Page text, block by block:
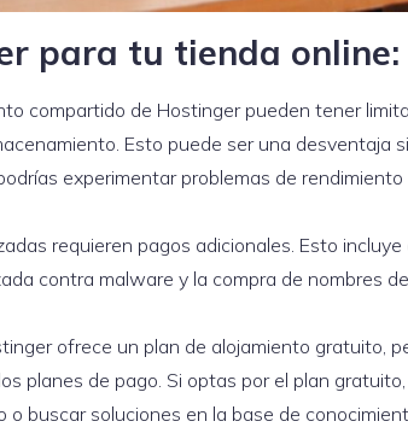
para tu tienda online:
compartido de Hostinger pueden tener
Esto puede ser una desventaja
experimentar problemas de
requieren pagos adicionales. Esto
contra malware y la compra de nombres
ofrece un plan de alojamiento gratuito,
planes de pago. Si optas por el plan
buscar soluciones en la base de